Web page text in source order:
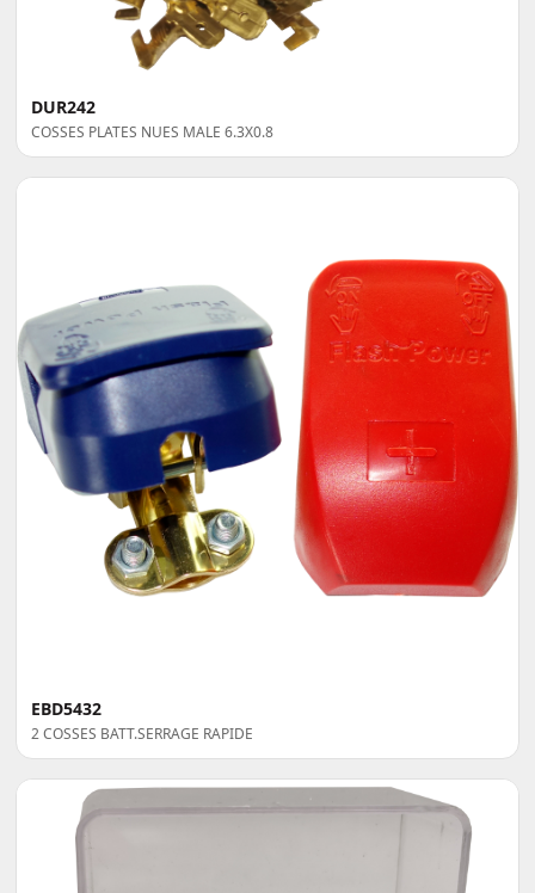
DUR242
COSSES PLATES NUES MALE 6.3X0.8
EBD5432
2 COSSES BATT.SERRAGE RAPIDE